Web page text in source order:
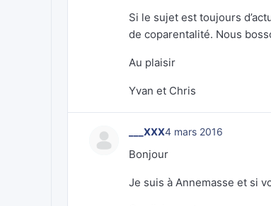
Si le sujet est toujours
de coparentalité. Nous
Au plaisir
Yvan et Chris
___XXX4 mars 2016
Bonjour
Je suis à Annemasse et si